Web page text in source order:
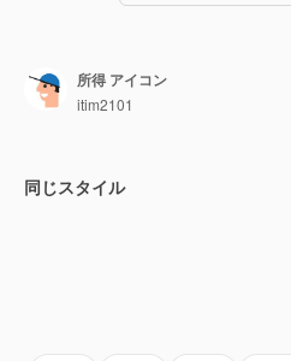
所得 アイコン
itim2101
同じスタイル